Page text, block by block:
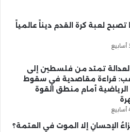
تصبح لعبة كرة القدم ديناً عالمياً
تمتد من فلسطين إلى
قراءة مقاصدية في سقوط
الرياضية أمام منطق القوة
الإحسانِ إلا الموت في العتمة؟